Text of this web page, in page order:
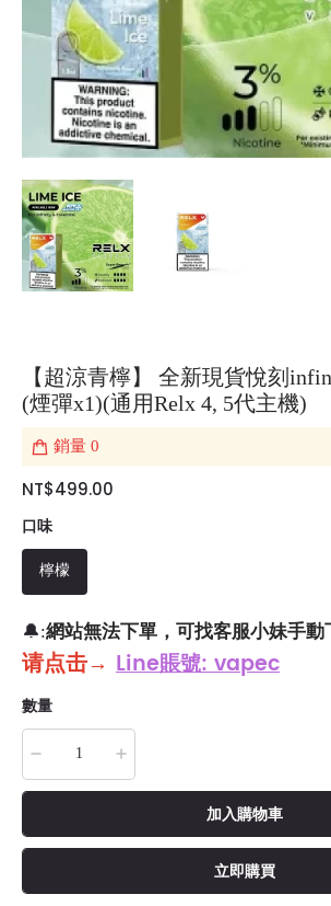
【超涼青檸】 全新現貨悅刻
(煙彈x1)(通用Relx 4, 5代主機)
銷量 0
NT$499.00
口味
檸檬
🔔:網站無法下單，可找客服小妹手動
请点击→ Line賬號: vapec
數量
加入購物車
立即購買